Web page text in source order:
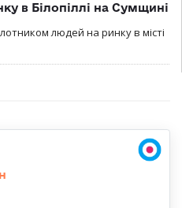
в Білопіллі на Сумщині
людей на ринку в місті